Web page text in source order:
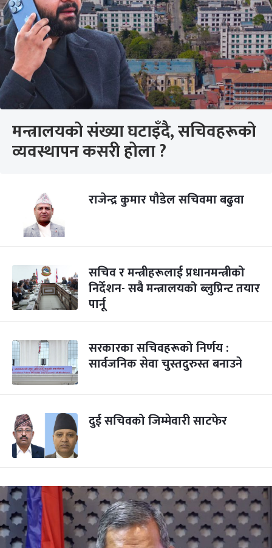
मन्त्रालयको संख्या घटाइँदै, सचिवहरूको
व्यवस्थापन कसरी होला ?
राजेन्द्र कुमार पौडेल सचिवमा बढुवा
सचिव र मन्त्रीहरूलाई प्रधानमन्त्रीको
निर्देशन- सबै मन्त्रालयको ब्लुप्रिन्ट तयार
पार्नू
सरकारका सचिवहरूको निर्णय :
सार्वजनिक सेवा चुस्तदुरुस्त बनाउने
दुई सचिवको जिम्मेवारी साटफेर